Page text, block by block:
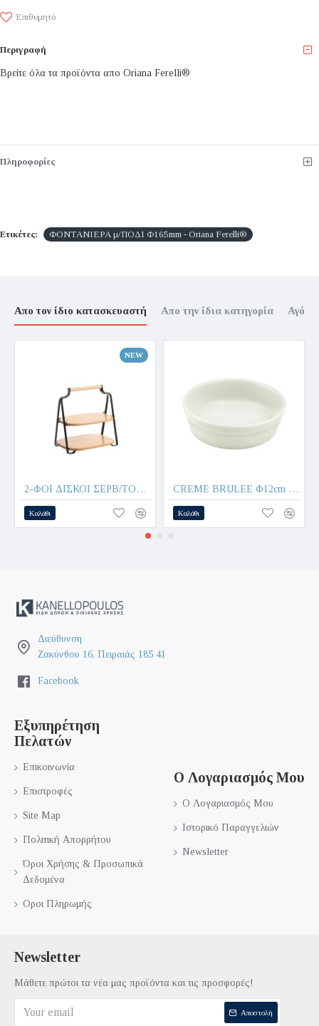
Επιθυμητό
Περιγραφή
Βρείτε όλα τα προϊόντα απο Oriana Ferelli®
Πληροφορίες
Ετικέτες: ΦΟΝΤΑΝΙΕΡΑ μ/ΠΟΔΙ Φ165mm - Oriana Ferelli®
Απο τον ίδιο κατασκευαστή Απο την ίδια κατηγορία
NEW
2-ΦΟΙ ΔΙΣΚΟΙ ΣΕΡΒ/ΤΟΣ 26x20x28cm KITCHEN TREND W8010-8/BLACK - Oriana Ferrelli®
Καλάθι
CREME BRULEE Φ12cm BAKERY PH10 - ORIANA FERELLI®
Καλάθι
Διεύθυνση
Ζακύνθου 16, Πειραιάς 185 41
Facebook
Εξυπηρέτηση
Πελατών
Επικοινωνία
Επιστροφές
Site Map
Πολιτική Απορρήτου
Όροι Χρήσης & Προσωπικά
Δεδομένα
Οροι Πληρωμής
Ο Λογαριασμός Μου
Ο Λογαριασμός Μου
Ιστορικό Παραγγελιών
Newsletter
Newsletter
Μάθετε πρώτοι τα νέα μας προϊόντα και τις προσφορές!
Αποστολή